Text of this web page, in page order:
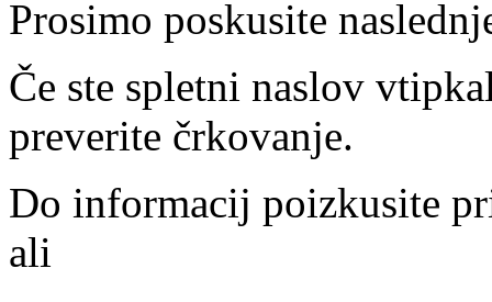
Prosimo poskusite
Če ste spletni naslov
preverite črkovanje.
Do informacij poizkusite
ali